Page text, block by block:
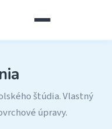
štúdia. Vlastný
úpravy.